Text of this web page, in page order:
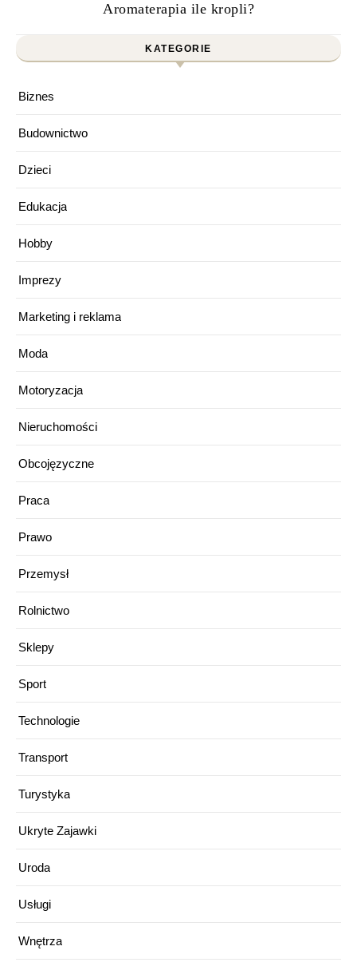
Aromaterapia ile kropli?
KATEGORIE
Biznes
Budownictwo
Dzieci
Edukacja
Hobby
Imprezy
Marketing i reklama
Moda
Motoryzacja
Nieruchomości
Obcojęzyczne
Praca
Prawo
Przemysł
Rolnictwo
Sklepy
Sport
Technologie
Transport
Turystyka
Ukryte Zajawki
Uroda
Usługi
Wnętrza